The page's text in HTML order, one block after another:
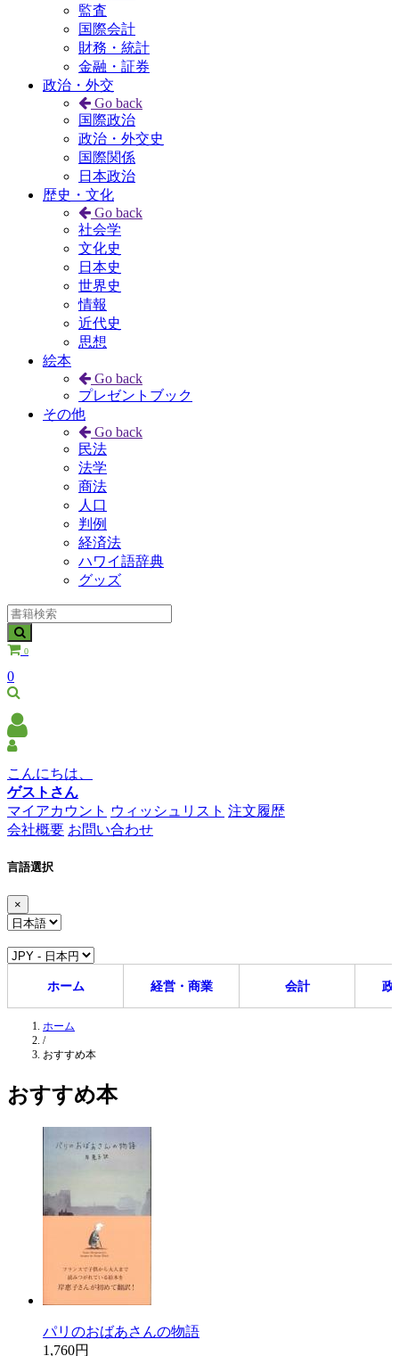
監査
国際会計
財務・統計
金融・証券
政治・外交
Go back
国際政治
政治・外交史
国際関係
日本政治
歴史・文化
Go back
社会学
文化史
日本史
世界史
情報
近代史
思想
絵本
Go back
プレゼントブック
その他
Go back
民法
法学
商法
人口
判例
経済法
ハワイ語辞典
グッズ
0
0
こんにちは、
ゲストさん
マイアカウント ウィッシュリスト 注文履歴
会社概要 お問い合わせ
言語選択
×
ホーム 経営・商業 会計 政
ホーム
/
おすすめ本
おすすめ本
パリのおばあさんの物語
1,760円